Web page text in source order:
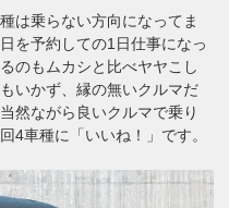
は乗らない方向になってま
を予約しての1日仕事になっ
のもムカシと比べヤヤこし
いかず、縁の無いクルマだ
然ながら良いクルマで乗り
4車種に「いいね！」です。